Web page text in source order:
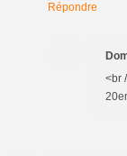
Répondre
<br